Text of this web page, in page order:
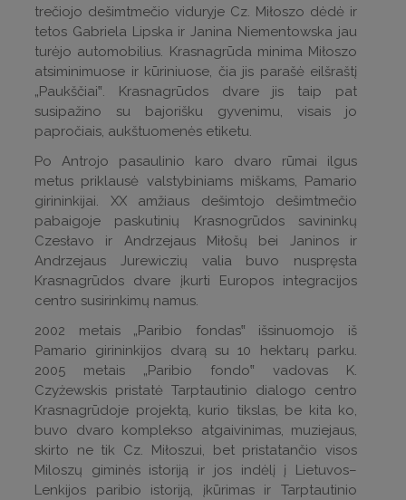
trečiojo dešimtmečio viduryje Cz. Miłoszo dėdė ir
tetos Gabriela Lipska ir Janina Niementowska jau
turėjo automobilius. Krasnagrūda minima Miłoszo
atsiminimuose ir kūriniuose, čia jis parašė eilšraštį
„Paukščiai‟. Krasnagrūdos dvare jis taip pat
susipažino su bajorišku gyvenimu, visais jo
papročiais, aukštuomenės etiketu.
Po Antrojo pasaulinio karo dvaro rūmai ilgus
metus priklausė valstybiniams miškams, Pamario
girininkijai. XX amžiaus dešimtojo dešimtmečio
pabaigoje paskutinių Krasnogrūdos savininkų
Czesłavo ir Andrzejaus Miłošų bei Janinos ir
Andrzejaus Jurewiczių valia buvo nuspręsta
Krasnagrūdos dvare įkurti Europos integracijos
centro susirinkimų namus.
2002 metais „Paribio fondas‟ išsinuomojo iš
Pamario girininkijos dvarą su 10 hektarų parku.
2005 metais „Paribio fondo‟ vadovas K.
Czyżewskis pristatė Tarptautinio dialogo centro
Krasnagrūdoje projektą, kurio tikslas, be kita ko,
buvo dvaro komplekso atgaivinimas, muziejaus,
skirto ne tik Cz. Miłoszui, bet pristatančio visos
Miloszų giminės istoriją ir jos indėlį į Lietuvos–
Lenkijos paribio istoriją, įkūrimas ir Tarptautinio